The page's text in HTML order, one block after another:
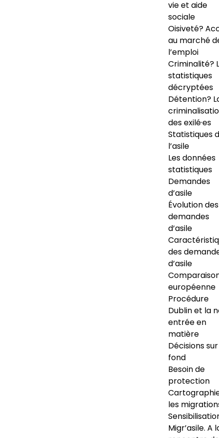
vie et aide
sociale
Oisiveté?
au marché
l’emploi
Criminalité?
statistiques
décryptées
Détention?
des exilé·es
Statistiques
l’asile
Les données
statistiques
Demandes
d’asile
Évolution des
demandes
d’asile
des
d’asile
européenne
Procédure
Dublin et la
entrée en
matière
Décisions
fond
Besoin de
protection
les
Migr’asile. A